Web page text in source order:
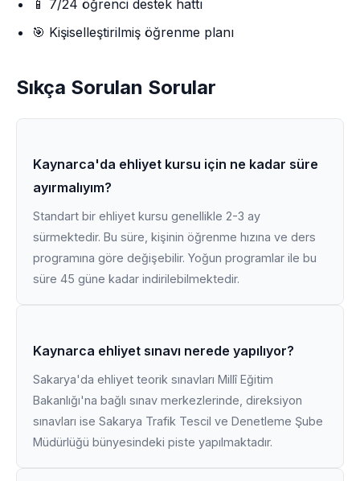
📱 7/24 öğrenci destek hattı
🎯 Kişiselleştirilmiş öğrenme planı
Sıkça Sorulan Sorular
Kaynarca'da ehliyet kursu için ne kadar süre
ayırmalıyım?
Standart bir ehliyet kursu genellikle 2-3 ay
sürmektedir. Bu süre, kişinin öğrenme hızına ve ders
programına göre değişebilir. Yoğun programlar ile bu
süre 45 güne kadar indirilebilmektedir.
Kaynarca ehliyet sınavı nerede yapılıyor?
Sakarya'da ehliyet teorik sınavları Millî Eğitim
Bakanlığı'na bağlı sınav merkezlerinde, direksiyon
sınavları ise Sakarya Trafik Tescil ve Denetleme Şube
Müdürlüğü bünyesindeki piste yapılmaktadır.